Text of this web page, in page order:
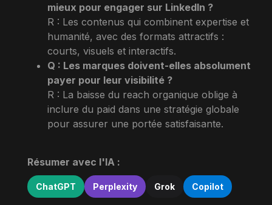
mieux pour engager sur LinkedIn ?
R : Les contenus qui combinent expertise et
humanité, avec des formats attractifs :
courts, visuels et interactifs.
Q : Les marques doivent-elles absolument
payer pour leur visibilité ?
R : La baisse du reach organique oblige à
inclure du paid dans une stratégie globale
pour assurer une portée satisfaisante.
Résumer avec l'IA :
ChatGPT Perplexity Grok Copilot